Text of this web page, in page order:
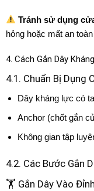
Tránh sử dụng
hỏng hoặc mất an
4. Cách Gắn Dây
4.1. Chuẩn Bị Dụng
Dây kháng lực có
Anchor (chốt gắn
Không gian tập
4.2. Các Bước Gắn
🏋️ Gắn Dây Vào